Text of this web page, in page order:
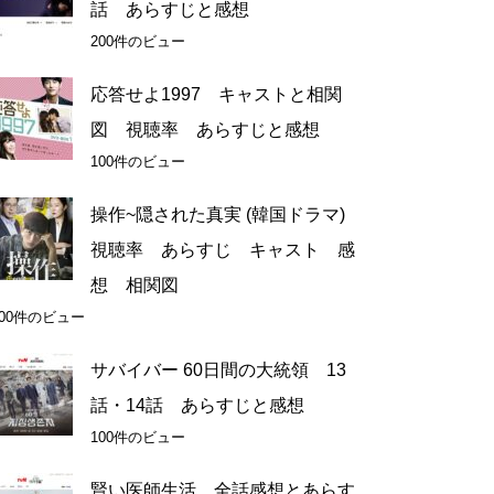
話 あらすじと感想
200件のビュー
応答せよ1997 キャストと相関
図 視聴率 あらすじと感想
100件のビュー
操作~隠された真実 (韓国ドラマ)
視聴率 あらすじ キャスト 感
想 相関図
件のビュー
サバイバー 60日間の大統領 13
話・14話 あらすじと感想
100件のビュー
賢い医師生活 全話感想とあらす